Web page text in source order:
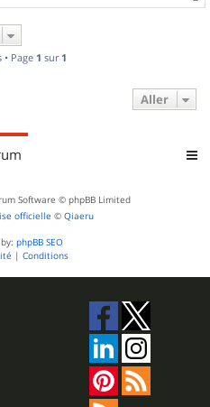
a
• Page 1 sur 1
Aller
Software © phpBB Limited
officielle © Qiaeru
phpBB SEO
| Conditions